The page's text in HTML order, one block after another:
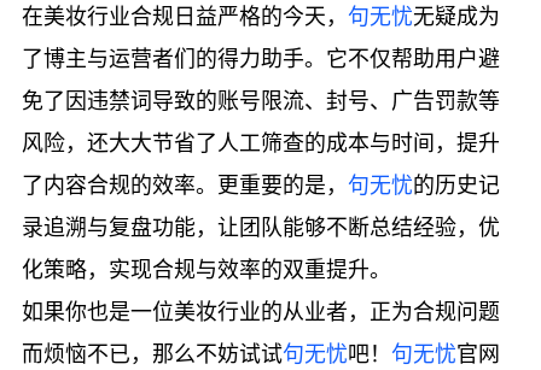
在美妆行业合规日益严格的今天， 句无忧无疑成为
了博主与运营者们的得力助手。它不仅帮助用户避
免了因违禁词导致的账号限流、封号、广告罚款等
风险，还大大节省了人工筛查的成本与时间，提升
了内容合规的效率。更重要的是， 句无忧的历史记
录追溯与复盘功能，让团队能够不断总结经验，优
化策略，实现合规与效率的双重提升。
如果你也是一位美妆行业的从业者，正为合规问题
而烦恼不已，那么不妨试试句无忧吧！ 句无忧官网